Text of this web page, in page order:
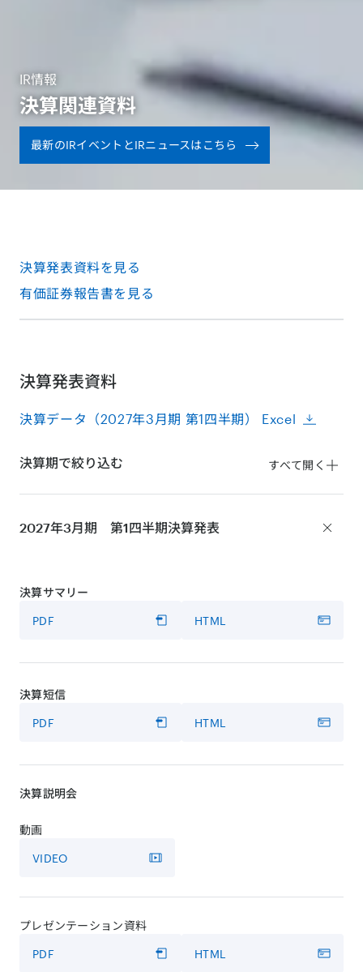
IR情報
決算関連資料
最新のIRイベントとIRニュースはこちら
決算発表資料を見る
有価証券報告書を見る
決算発表資料
決算データ（2027年3月期 第1四半期） Excel
決算期で絞り込む すべて開く
2027年3月期 第1四半期決算発表
決算サマリー
PDF HTML
決算短信
PDF HTML
決算説明会
動画
VIDEO
プレゼンテーション資料
PDF HTML